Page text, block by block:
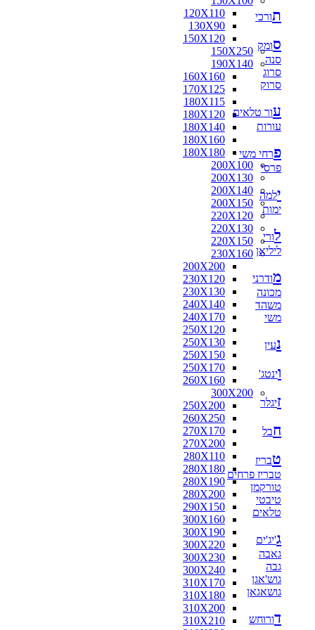
120X110
130X90
150X120
150X250
190X140
160X160
170X125
180X115
180X120
180X140
180X160
180X180
200X100
200X130
200X140
200X150
220X120
220X130
220X150
230X160
200X200
230X120
230X130
240X140
240X170
250X120
250X130
250X150
250X170
260X160
300X200
250X200
260X250
270X170
270X200
280X110
280X180
280X190
280X200
290X150
300X160
300X190
300X220
300X230
300X240
310X170
310X180
310X200
310X210
תורכי
סומק
סנה
סרוג
סרוק
עור טלאים
עורות
פרחי משי
פרסי
ילמה
ימות
לורי
ליליאן
מודרני
מכונה
משהד
משי
נעין
וינטג'
זיגלר
חבל
טבריז
טבריז פרחים
טורקמן
טיבטי
טלאים
ג'יג'ים
גאבה
גבה
גוש'אגן
גושאגאן
דורוחש